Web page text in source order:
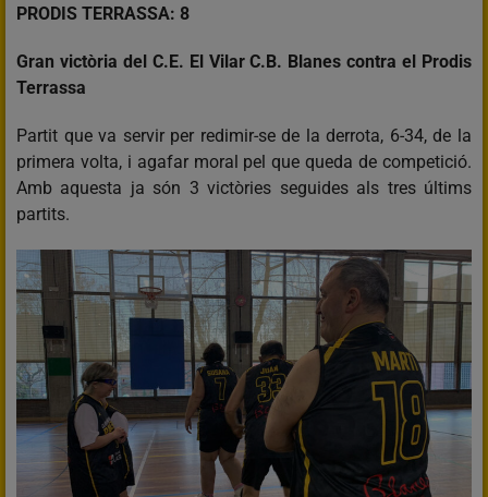
PRODIS TERRASSA: 8
Gran victòria del C.E. El Vilar C.B. Blanes contra el Prodis
Terrassa
Partit que va servir per redimir-se de la derrota, 6-34, de la
primera volta, i agafar moral pel que queda de competició.
Amb aquesta ja són 3 victòries seguides als tres últims
partits.